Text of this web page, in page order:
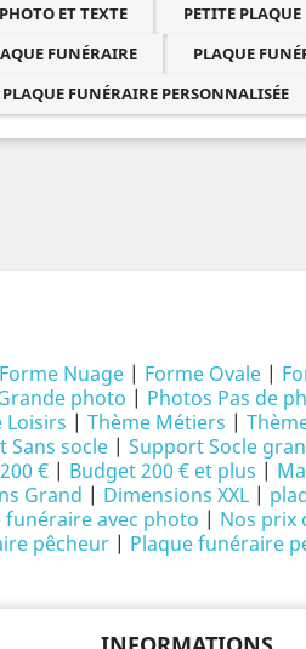
ET TEXTE
PETITE
FUNÉRAIRE
PLAQUE
PLAQUE FUNÉRAIRE PERSONNALISÉE
Forme Nuage | Forme Ovale |
photo | Photos Pas de
Loisirs | Thème Métiers |
Sans socle | Support Socle
€ | Budget 200 € et plus |
Grand | Dimensions XXL |
funéraire avec photo | Nos prix
pêcheur | Plaque funéraire